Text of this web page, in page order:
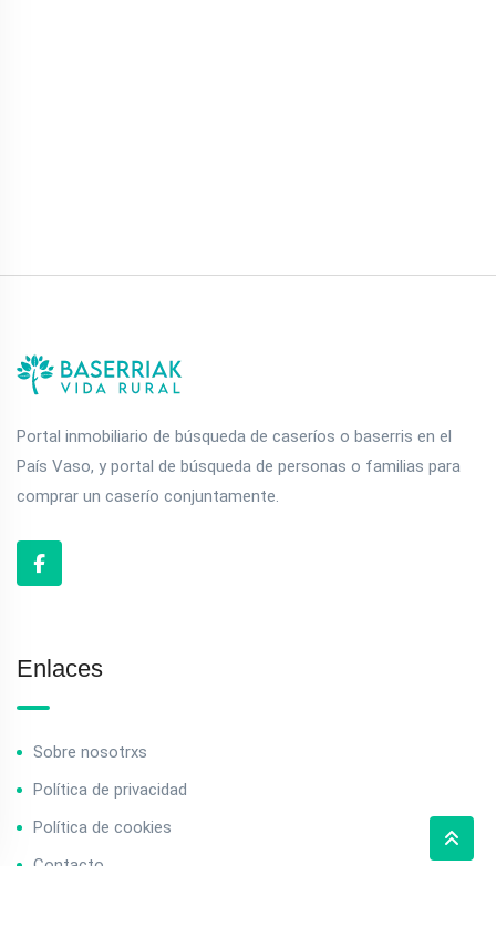
Portal inmobiliario de búsqueda de caseríos o baserris en el
País Vaso, y portal de búsqueda de personas o familias para
comprar un caserío conjuntamente.
Enlaces
Sobre nosotrxs
Política de privacidad
Política de cookies
Contacto